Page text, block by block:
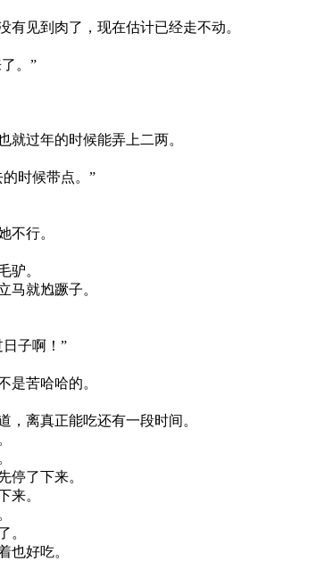
见到肉了，现在估计已经走不动。
。”
过年的时候能弄上二两。
时候带点。”
不行。
驴。
马就尥蹶子。
子啊！”
是苦哈哈的。
离真正能吃还有一段时间。
停了下来。
来。
。
也好吃。